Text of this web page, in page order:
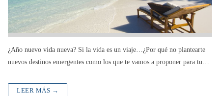
¿Año nuevo vida nueva? Si la vida es un viaje…¿Por qué no plantearte
nuevos destinos emergentes como los que te vamos a proponer para tu…
LEER MÁS →